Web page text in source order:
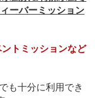
ーバーミッション
トミッションなど
も十分に利用でき